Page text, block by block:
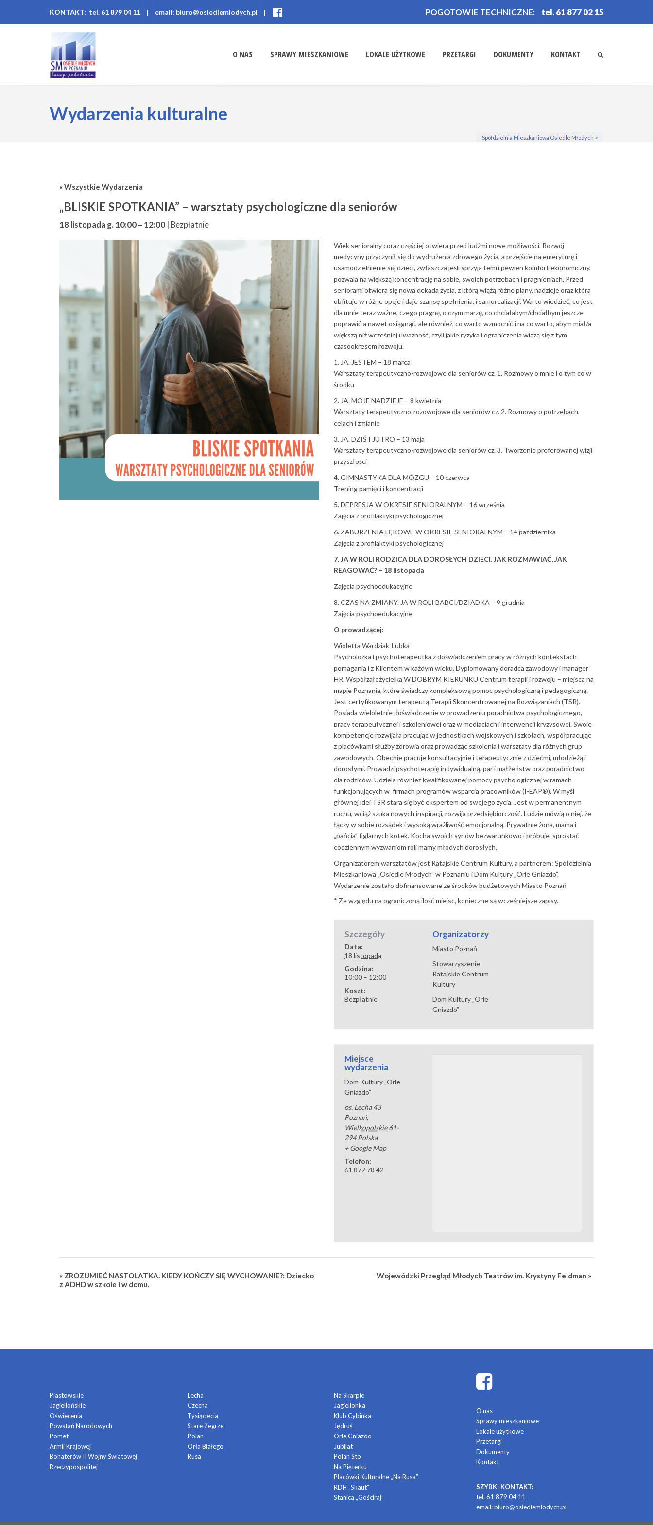
KONTAKT: tel. 61 879 04 11 | email: biuro@osiedlemlodych.pl | POGOTOWIE TECHNICZNE: tel. 61 877 02 15
O NAS SPRAWY MIESZKANIOWE LOKALE UŻYTKOWE PRZETARGI DOKUMENTY KONTAKT
Wydarzenia kulturalne
Spółdzielnia Mieszkaniowa Osiedle Młodych >
« Wszystkie Wydarzenia
„BLISKIE SPOTKANIA” – warsztaty psychologiczne dla seniorów
18 listopada g. 10:00– 12:00 | Bezpłatnie
Wiek senioralny coraz częściej otwiera przed ludźmi nowe możliwości. Rozwój
medycyny przyczynił się do wydłużenia zdrowego życia, a przejście na emeryturę i
usamodzielnienie się dzieci, zwłaszcza jeśli sprzyja temu pewien komfort ekonomiczny,
pozwala na większą koncentrację na sobie, swoich potrzebach i pragnieniach. Przed
seniorami otwiera się nowa dekada życia, z którą wiążą różne plany, nadzieje oraz która
obfituje w różne opcje i daje szansę spełnienia, i samorealizacji. Warto wiedzieć, co jest
dla mnie teraz ważne, czego pragnę, o czym marzę, co chciałabym/chciałbym jeszcze
poprawić a nawet osiągnąć, ale również, co warto wzmocnić i na co warto, abym miał/a
większą niż wcześniej uważność, czyli jakie ryzyka i ograniczenia wiążą się z tym
czasookresem rozwoju.
1. JA. JESTEM – 18 marca
Warsztaty terapeutyczno-rozwojowe dla seniorów cz. 1. Rozmowy o mnie i o tym co w
środku
2. JA. MOJE NADZIEJE – 8 kwietnia
Warsztaty terapeutyczno-rozowojowe dla seniorów cz. 2. Rozmowy o potrzebach,
celach i zmianie
3. JA. DZIŚ I JUTRO – 13 maja
Warsztaty terapeutyczno-rozwojowe dla seniorów cz. 3. Tworzenie preferowanej wizji
przyszłości
4. GIMNASTYKA DLA MÓZGU – 10 czerwca
Trening pamięci i koncentracji
5. DEPRESJA W OKRESIE SENIORALNYM – 16 września
Zajęcia z profilaktyki psychologicznej
6. ZABURZENIA LĘKOWE W OKRESIE SENIORALNYM – 14 października
Zajęcia z profilaktyki psychologicznej
7. JA W ROLI RODZICA DLA DOROSŁYCH DZIECI. JAK ROZMAWIAĆ, JAK
REAGOWAĆ? – 18 listopada
Zajęcia psychoedukacyjne
8. CZAS NA ZMIANY. JA W ROLI BABCI/DZIADKA – 9 grudnia
Zajęcia psychoedukacyjne
O prowadzącej:
Wioletta Wardziak-Lubka
Psycholożka i psychoterapeutka z doświadczeniem pracy w różnych kontekstach
pomagania i z Klientem w każdym wieku. Dyplomowany doradca zawodowy i manager
HR. Współzałożycielka W DOBRYM KIERUNKU Centrum terapii i rozwoju – miejsca na
mapie Poznania, które świadczy kompleksową pomoc psychologiczną i pedagogiczną.
Jest certyfikowanym terapeutą Terapii Skoncentrowanej na Rozwiązaniach (TSR).
Posiada wieloletnie doświadczenie w prowadzeniu poradnictwa psychologicznego,
pracy terapeutycznej i szkoleniowej oraz w mediacjach i interwencji kryzysowej. Swoje
kompetencje rozwijała pracując w jednostkach wojskowych i szkołach, współpracując
z placówkami służby zdrowia oraz prowadząc szkolenia i warsztaty dla różnych grup
zawodowych. Obecnie pracuje konsultacyjnie i terapeutycznie z dziećmi, młodzieżą i
dorosłymi. Prowadzi psychoterapię indywidualną, par i małżeństw oraz poradnictwo
dla rodziców. Udziela również kwalifikowanej pomocy psychologicznej w ramach
funkcjonujących w firmach programów wsparcia pracowników (I-EAP®). W myśl
głównej idei TSR stara się być ekspertem od swojego życia. Jest w permanentnym
ruchu, wciąż szuka nowych inspiracji, rozwija przedsiębiorczość. Ludzie mówią o niej, że
łączy w sobie rozsądek i wysoką wrażliwość emocjonalną. Prywatnie żona, mama i
„pańcia” figlarnych kotek. Kocha swoich synów bezwarunkowo i próbuje sprostać
codziennym wyzwaniom roli mamy młodych dorosłych.
Organizatorem warsztatów jest Ratajskie Centrum Kultury, a partnerem: Spółdzielnia
Mieszkaniowa „Osiedle Młodych” w Poznaniu iDom Kultury „Orle Gniazdo”.
Wydarzenie zostało dofinansowane ze środków budżetowych Miasto Poznań
* Ze względu na ograniczoną ilość miejsc, konieczne są wcześniejsze zapisy.
Szczegóły
Data:
18 listopada
Godzina:
10:00 – 12:00
Koszt:
Bezpłatnie
Organizatorzy
Miasto Poznań
Stowarzyszenie
Ratajskie Centrum
Kultury
Dom Kultury „Orle
Gniazdo”
Miejsce
wydarzenia
Dom Kultury „Orle
Gniazdo”
os. Lecha 43
Poznań,
Wielkopolskie 61-
294 Polska
+ Google Map
Telefon:
61 877 78 42
Wydarzenie
Nawigacja
« ZROZUMIEĆ NASTOLATKA. KIEDY KOŃCZY SIĘ WYCHOWANIE?: Dziecko
z ADHD w szkole i w domu.
Wojewódzki Przegląd Młodych Teatrów im. Krystyny Feldman »
Piastowskie
Jagiellońskie
Oświecenia
Powstań Narodowych
Pomet
Armii Krajowej
Bohaterów II Wojny Światowej
Rzeczypospolitej
Lecha
Czecha
Tysiąclecia
Stare Żegrze
Polan
Orła Białego
Rusa
Na Skarpie
Jagiellonka
Klub Cybinka
Jędruś
Orle Gniazdo
Jubilat
Polan Sto
Na Pięterku
Placówki Kulturalne „Na Rusa”
RDH „Skaut”
Stanica „Gościraj”
O nas
Sprawy mieszkaniowe
Lokale użytkowe
Przetargi
Dokumenty
Kontakt
SZYBKI KONTAKT:
tel. 61 879 04 11
email:biuro@osiedlemlodych.pl